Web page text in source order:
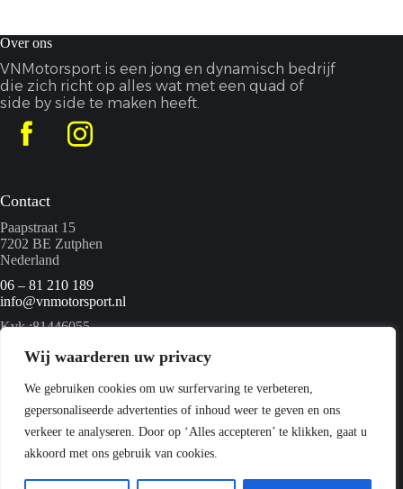
Wij waarderen uw privacy
We gebruiken cookies om uw surfervaring te verbeteren,
gepersonaliseerde advertenties of inhoud weer te geven en ons
verkeer te analyseren. Door op ‘Alles accepteren’ te klikken, gaat u
akkoord met ons gebruik van cookies.
Over ons
VNMotorsport is een jong en dynamisch bedrijf
die zich richt op alles wat met een quad of
side by side te maken heeft.
Contact
Paapstraat 15
7202 BE Zutphen
Nederland
06 – 81 210 189
info@vnmotorsport.nl
Kvk :81446055
Menu
Home
Quads
Over ons